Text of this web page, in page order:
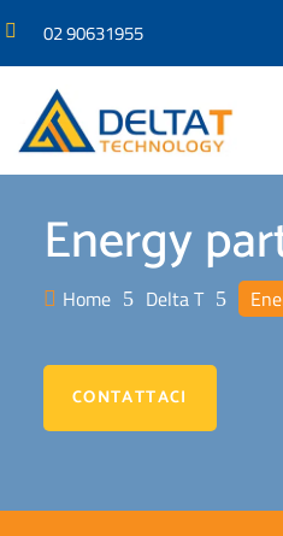
 02 90631955
Energy
 Home 5 Delta T 5
CONTATTACI